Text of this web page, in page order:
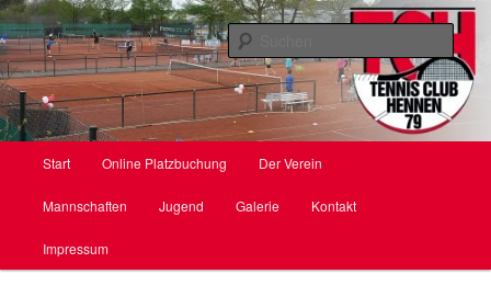
Zum
primären
Inhalt
springenTC Hennen e. V.
Start Online Platzbuchung Der Verein
Mannschaften Jugend Galerie Kontakt
Impressum